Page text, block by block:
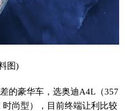
图)
的豪华车，选奥迪A4L（357
时尚型），目前终端让利比较